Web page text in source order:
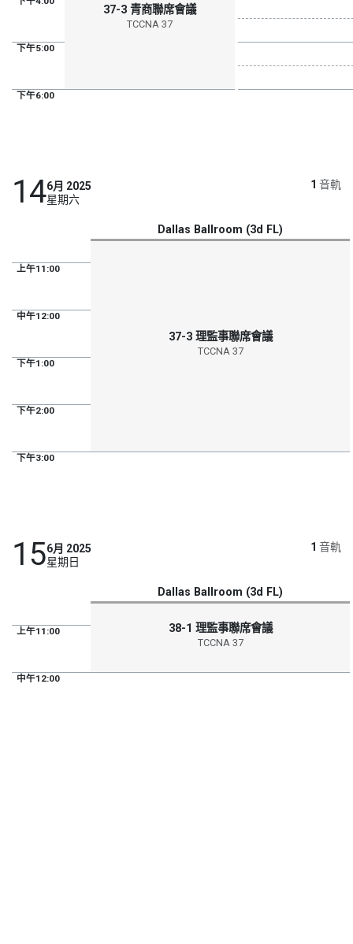
37-3 青商聯席會議
TCCNA 37
下午5:00
下午6:00
146月 2025
星期六
1 音軌
Dallas Ballroom (3d FL)
37-3 理監事聯席會議
TCCNA 37
上午11:00
中午12:00
下午1:00
下午2:00
下午3:00
156月 2025
星期日
1 音軌
Dallas Ballroom (3d FL)
38-1 理監事聯席會議
TCCNA 37
上午11:00
中午12:00